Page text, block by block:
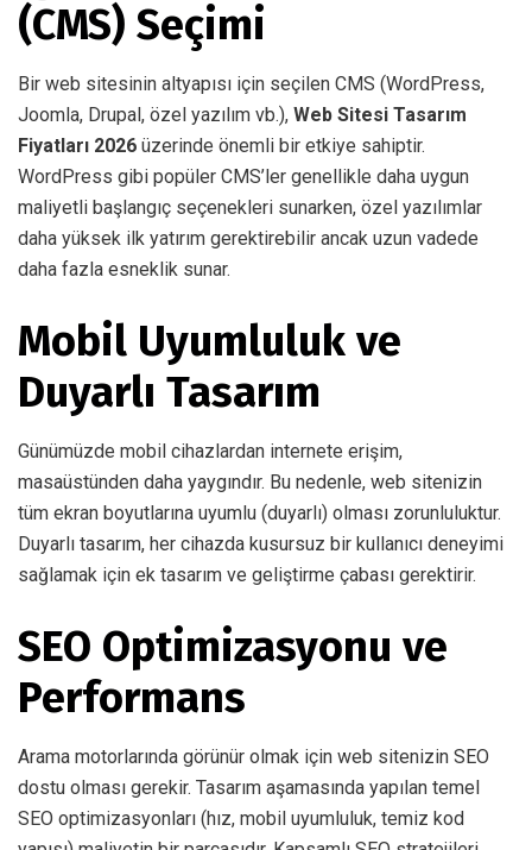
(CMS) Seçimi
Bir web sitesinin altyapısı için seçilen CMS (WordPress,
Joomla, Drupal, özel yazılım vb.), Web Sitesi Tasarım
Fiyatları 2026 üzerinde önemli bir etkiye sahiptir.
WordPress gibi popüler CMS’ler genellikle daha uygun
maliyetli başlangıç seçenekleri sunarken, özel yazılımlar
daha yüksek ilk yatırım gerektirebilir ancak uzun vadede
daha fazla esneklik sunar.
Mobil Uyumluluk ve
Duyarlı Tasarım
Günümüzde mobil cihazlardan internete erişim,
masaüstünden daha yaygındır. Bu nedenle, web sitenizin
tüm ekran boyutlarına uyumlu (duyarlı) olması zorunluluktur.
Duyarlı tasarım, her cihazda kusursuz bir kullanıcı deneyimi
sağlamak için ek tasarım ve geliştirme çabası gerektirir.
SEO Optimizasyonu ve
Performans
Arama motorlarında görünür olmak için web sitenizin SEO
dostu olması gerekir. Tasarım aşamasında yapılan temel
SEO optimizasyonları (hız, mobil uyumluluk, temiz kod